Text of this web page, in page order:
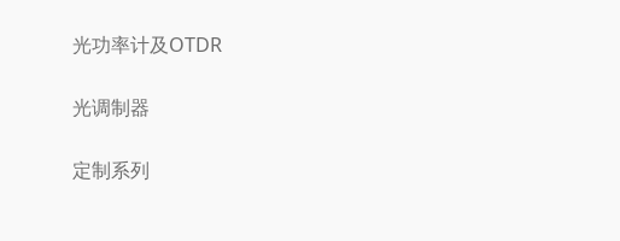
光功率计及OTDR
光调制器
定制系列